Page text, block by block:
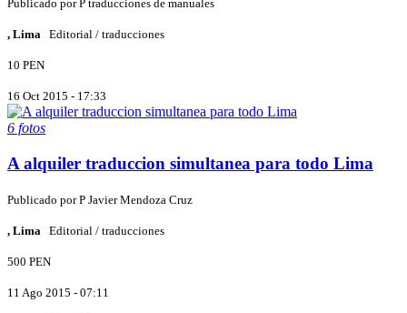
Publicado porP traducciones de manuales
, Lima Editorial / traducciones
10 PEN
16 Oct 2015 - 17:33
6 fotos
A alquiler traduccion simultanea para todo Lima
Publicado porP Javier Mendoza Cruz
, Lima Editorial / traducciones
500 PEN
11 Ago 2015 - 07:11